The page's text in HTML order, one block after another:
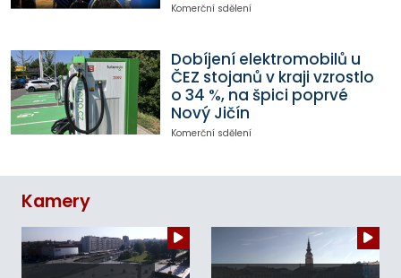
Komerční sdělení
Dobíjení elektromobilů u
ČEZ stojanů v kraji vzrostlo
o 34 %, na špici poprvé
Nový Jičín
Komerční sdělení
Kamery